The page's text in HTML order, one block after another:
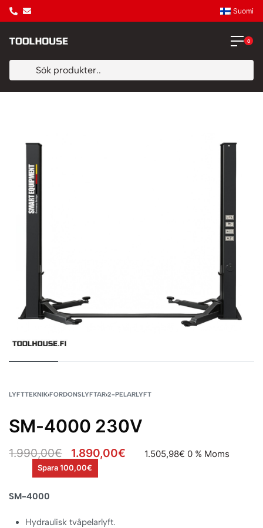
Suomi
0
LYFTTEKNIK›FORDONSLYFTAR›2-PELARLYFT
SM-4000 230V
1.990,00€ 1.890,00€ 1.505,98€ 0 % Moms
Spara 100,00€
SM-4000
Hydraulisk tvåpelarlyft.